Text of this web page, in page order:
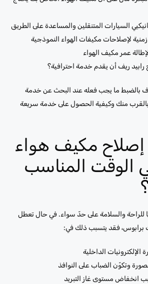
السيارات المتنقلين والمساعدة على الطريق
لإصلاحات مكيفات الهواء النموذجية
لإطالة عمر مكيف الهواء
ريف أن يقدم خدمة احترافية؟
بالضبط ما يجب فعله عند البحث عن خدمة
منك وكيفية الحصول على خدمة سريعة
إصلاح مكيف هواء
الوقت المناسب
للراحة والسلامة على حدّ سواء. في حال تعطل
برابوس، فقد يتسبب ذلك في:
الإلكترونيات الداخلية
وتكوّن الضباب على النوافذ
انخفاض مستوى غاز التبريد